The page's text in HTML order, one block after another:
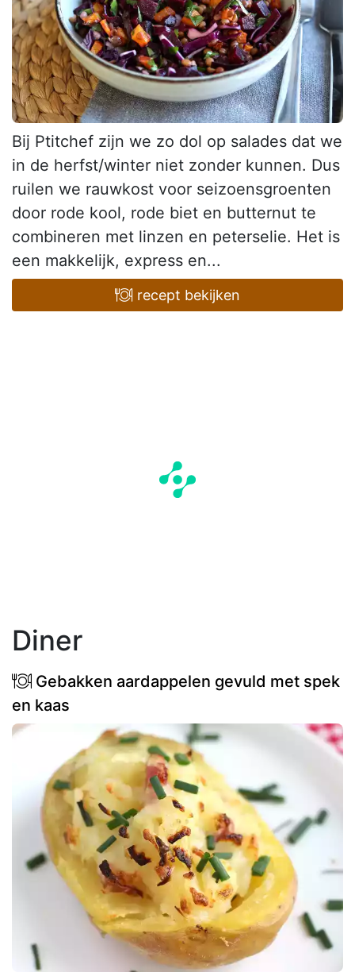
Bij Ptitchef zijn we zo dol op salades dat we
in de herfst/winter niet zonder kunnen. Dus
ruilen we rauwkost voor seizoensgroenten
door rode kool, rode biet en butternut te
combineren met linzen en peterselie. Het is
een makkelijk, express en...
recept bekijken
Diner
Gebakken aardappelen gevuld met spek
en kaas